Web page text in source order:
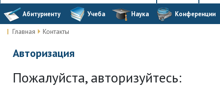
Абитуриенту Учеба Наука Конференции
Главная Контакты
Авторизация
Пожалуйста, авторизуйтесь: